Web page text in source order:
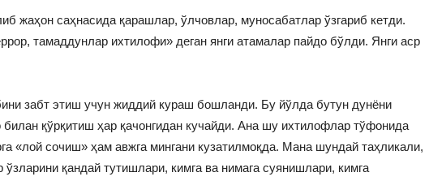
жаҳон саҳнасида қарашлар, ўлчовлар, муносабатлар ўзгариб кетди.
тамаддунлар ихтилофи» деган янги атамалар пайдо бўлди. Янги аср
забт этиш учун жиддий кураш бошланди. Бу йўлда бутун дунёни
қўрқитиш ҳар қачонгидан кучайди. Ана шу ихтилофлар тўфонида
«лой сочиш» ҳам авжга мингани кузатилмоқда. Мана шундай таҳликали,
қандай тутишлари, кимга ва нимага суянишлари, кимга